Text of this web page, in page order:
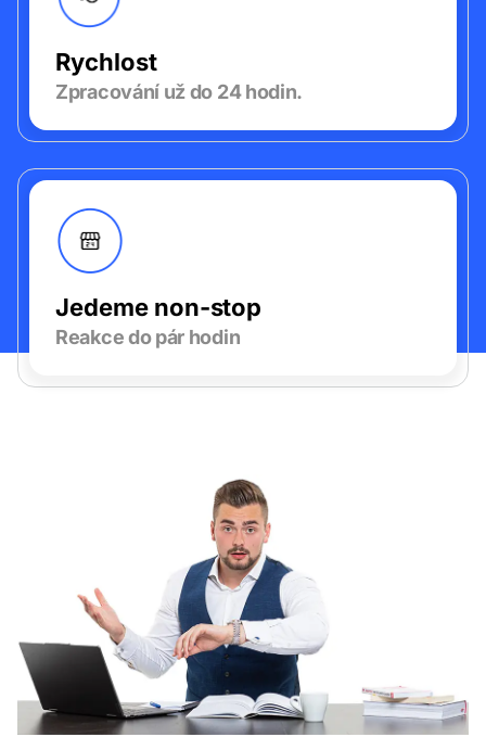
Rychlost
Zpracování už do 24 hodin.
Jedeme non-stop
Reakce do pár hodin